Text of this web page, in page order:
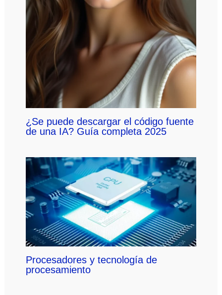
¿Se puede descargar el código fuente
de una IA? Guía completa 2025
Procesadores y tecnología de
procesamiento